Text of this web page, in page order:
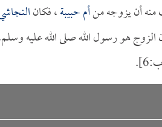
منه أن يزوجه منأم حبيبة، فكان
الزوج هو رسول الله صلى الله عليه